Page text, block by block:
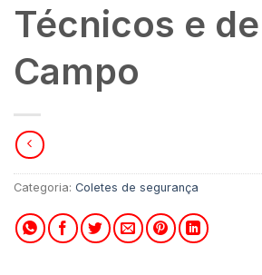
Técnicos e de
Campo
Categoria: Coletes de segurança